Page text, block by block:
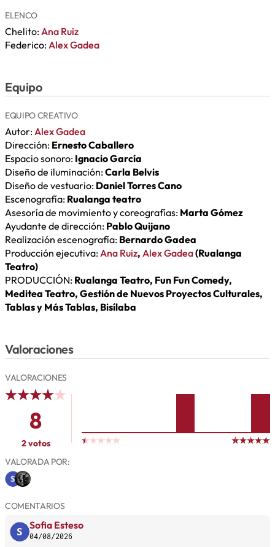
ELENCO
Chelito:Ana Ruiz
Federico:Alex Gadea
Equipo
EQUIPO CREATIVO
Autor:Alex Gadea
Dirección: Ernesto Caballero
Espacio sonoro: Ignacio García
Diseño de iluminación:Carla Belvis
Diseño de vestuario: Daniel Torres Cano
Escenografía: Rualanga teatro
Asesoría de movimiento y coreografías: Marta Gómez
Ayudante de dirección: Pablo Quijano
Realización escenografía: Bernardo Gadea
Producción ejecutiva:Ana Ruiz, Alex Gadea(Rualanga
Teatro)
PRODUCCIÓN: Rualanga Teatro, Fun Fun Comedy,
Meditea Teatro, Gestión de Nuevos Proyectos Culturales,
Tablas y Más Tablas, Bisílaba
Valoraciones
VALORACIONES
8
2 votos
VALORADA POR:
COMENTARIOS
Sofia Esteso
04/08/2026